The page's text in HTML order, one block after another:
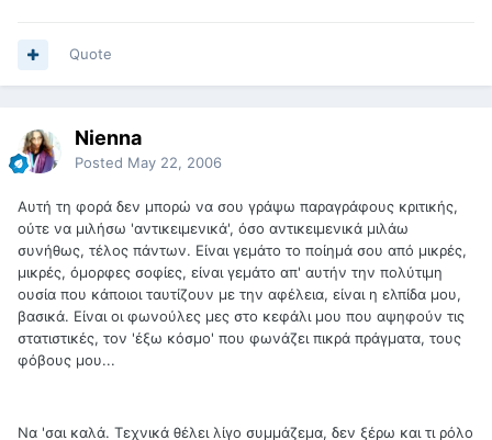
Quote
Nienna
Posted May 22, 2006
Αυτή τη φορά δεν μπορώ να σου γράψω παραγράφους κριτικής,
ούτε να μιλήσω 'αντικειμενικά', όσο αντικειμενικά μιλάω
συνήθως, τέλος πάντων. Είναι γεμάτο το ποίημά σου από μικρές,
μικρές, όμορφες σοφίες, είναι γεμάτο απ' αυτήν την πολύτιμη
ουσία που κάποιοι ταυτίζουν με την αφέλεια, είναι η ελπίδα μου,
βασικά. Είναι οι φωνούλες μες στο κεφάλι μου που αψηφούν τις
στατιστικές, τον 'έξω κόσμο' που φωνάζει πικρά πράγματα, τους
φόβους μου...
Να 'σαι καλά. Τεχνικά θέλει λίγο συμμάζεμα, δεν ξέρω και τι ρόλο